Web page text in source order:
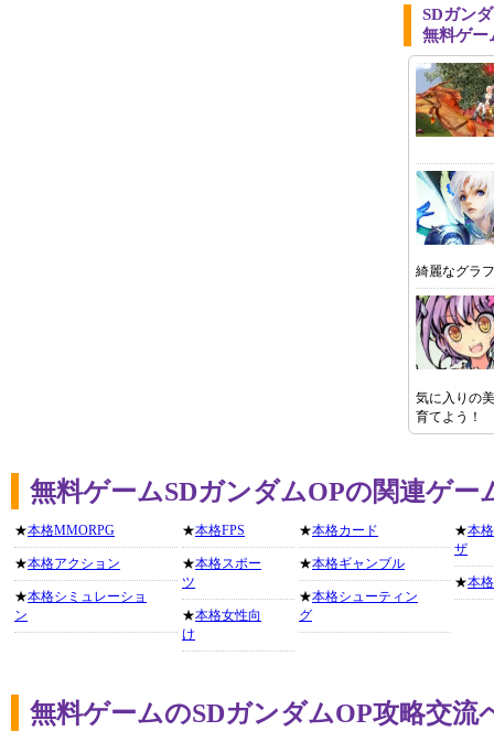
SDガン
無料ゲー
綺麗なグラ
気に入りの
育てよう！
無料ゲームSDガンダムOPの関連ゲー
★本格MMORPG
★本格アクション
★本格シミュレーショ
ン
★本格FPS
★本格スポー
ツ
★本格女性向
け
★本格カード
★本格ギャンブル
★本格シューティン
グ
★本
ザ
★本
無料ゲームのSDガンダムOP攻略交流